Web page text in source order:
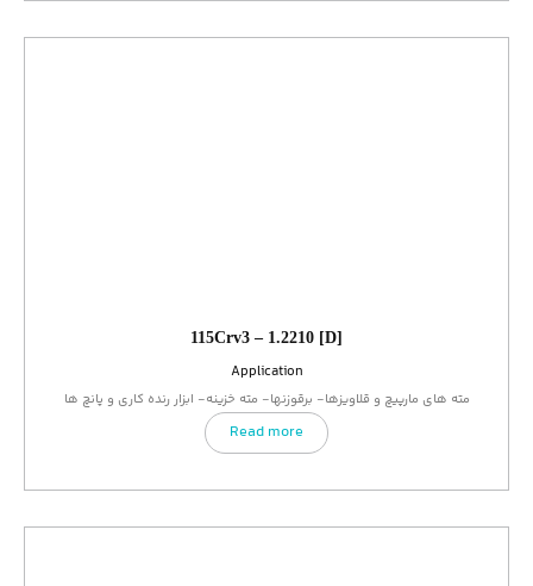
115Crv3 – 1.2210 [D]
Application
مته های مارپیچ و قلاویزها- برقوزنها- مته خزینه- ابزار رنده کاری و پانچ ها
Read more